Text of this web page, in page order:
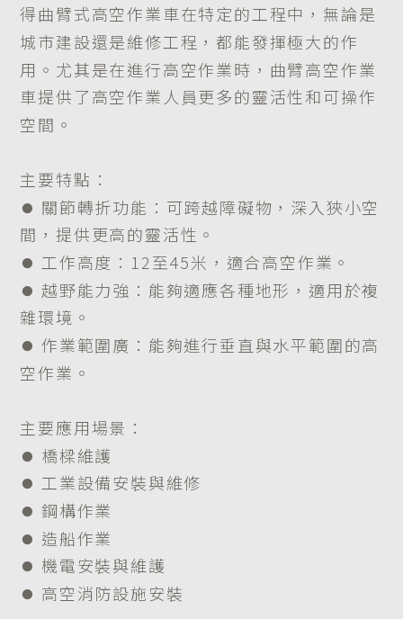
得曲臂式高空作業車在特定的工程中，無論是
城市建設還是維修工程，都能發揮極大的作
用。尤其是在進行高空作業時，曲臂高空作業
車提供了高空作業人員更多的靈活性和可操作
空間。
主要特點：
⏺︎ 關節轉折功能：可跨越障礙物，深入狹小空
間，提供更高的靈活性。
⏺︎ 工作高度：12至45米，適合高空作業。
⏺︎ 越野能力強：能夠適應各種地形，適用於複
雜環境。
⏺︎ 作業範圍廣：能夠進行垂直與水平範圍的高
空作業。
主要應用場景：
⏺︎ 橋樑維護
⏺︎ 工業設備安裝與維修
⏺︎ 鋼構作業
⏺︎ 造船作業
⏺︎ 機電安裝與維護
⏺︎ 高空消防設施安裝